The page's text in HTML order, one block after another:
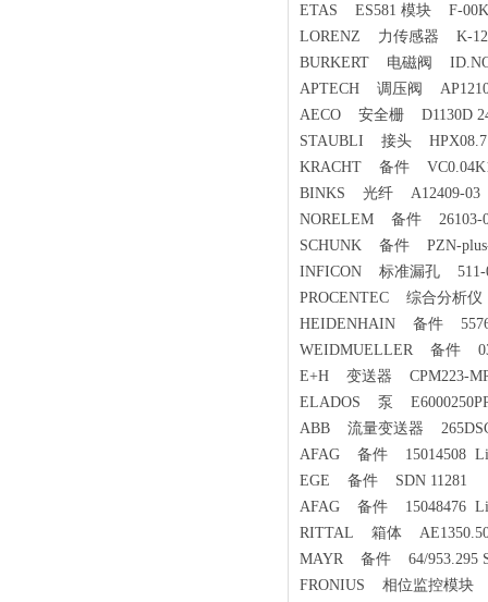
ETAS ES581 模块 F-
LORENZ 力传感器 K-12
BURKERT 电磁阀 ID.NO
APTECH 调压阀
AECO 安全栅 D1130D
STAUBLI 接头
KRACHT 备件
BINKS 光纤 A12409-03
NORELEM 备件 26103-
SCHUNK 备件 PZN-plus-
INFICON 标准漏孔 511-
PROCENTEC 综合分析
HEIDENHAIN 备件
WEIDMUELLER 备件
E+H 变送器 CPM223-
ELADOS 泵
ABB 流量变送器
AFAG 备件 15014508
EGE 备件 SDN 11281
AFAG 备件 15048476
RITTAL 箱体
MAYR 备件 64/953.295
FRONIUS 相位监控模块